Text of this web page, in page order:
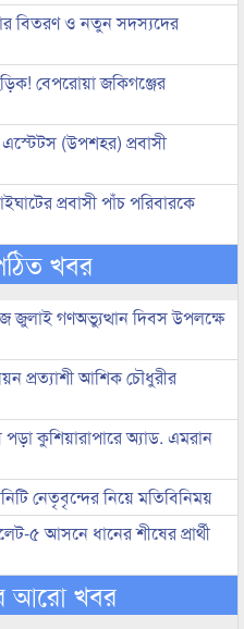
বিতরণ ও নতুন সদস্যদের
বেপরোয়া জকিগঞ্জের
(উপশহর) প্রবাসী
প্রবাসী পাঁচ পরিবারকে
খবর
জুলাই গণঅভ্যুত্থান দিবস উপলক্ষে
প্রত্যাশী আশিক চৌধুরীর
পড়া কুশিয়ারাপারে অ্যাড. এমরান
নেতৃবৃন্দের নিয়ে মতিবিনিময়
৫ আসনে ধানের শীষের প্রার্থী
আরো খবর